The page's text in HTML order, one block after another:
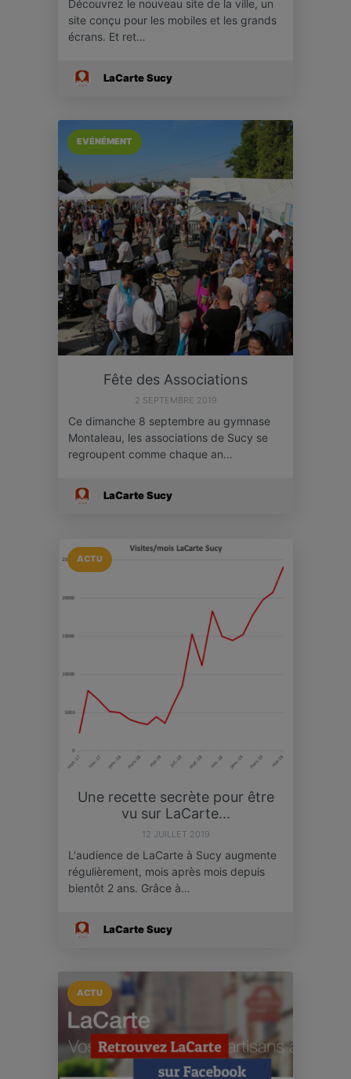
Découvrez le nouveau site de la ville, un
site conçu pour les mobiles et les grands
écrans. Et ret…
LaCarte Sucy
EVÉNÉMENT
Fête des Associations
2 SEPTEMBRE 2019
Ce dimanche 8 septembre au gymnase
Montaleau, les associations de Sucy se
regroupent comme chaque an…
LaCarte Sucy
ACTU
Une recette secrète pour être
vu sur LaCarte...
12 JUILLET 2019
L'audience de LaCarte à Sucy augmente
régulièrement, mois après mois depuis
bientôt 2 ans. Grâce à…
LaCarte Sucy
ACTU